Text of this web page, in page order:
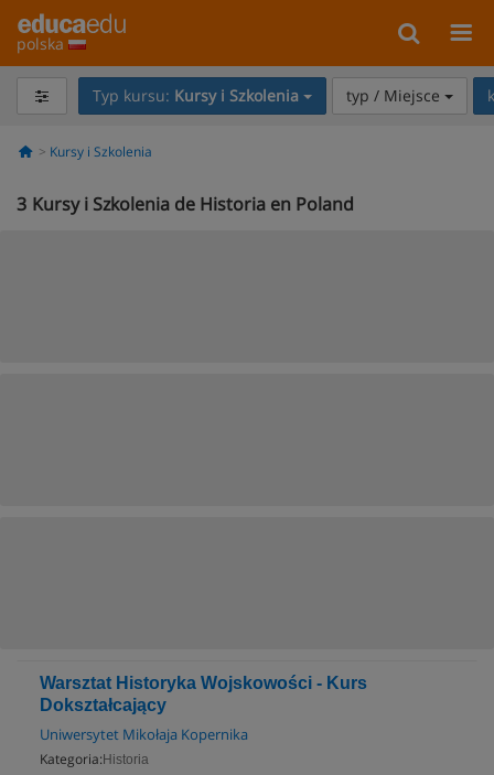
polska
Typ kursu: Kursy i Szkolenia typ / Miejsce
Kursy i Szkolenia
3 Kursy i Szkolenia de Historia en Poland
Warsztat Historyka Wojskowości - Kurs
Dokształcający
Uniwersytet Mikołaja Kopernika
Kategoria: Historia